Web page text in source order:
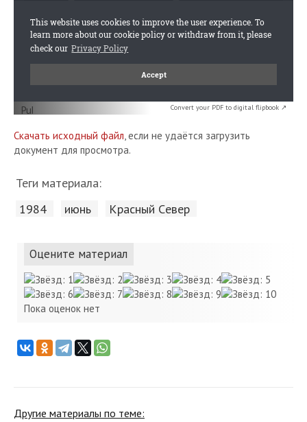
Convert your PDF to digital flipbook ↗
Скачать исходный файл, если не удаётся загрузить
документ для просмотра.
Теги материала:
1984 июнь Красный Cевер
Оцените материал
Пока оценок нет
Другие материалы по теме: